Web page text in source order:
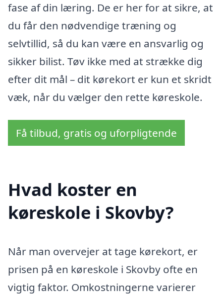
fase af din læring. De er her for at sikre, at
du får den nødvendige træning og
selvtillid, så du kan være en ansvarlig og
sikker bilist. Tøv ikke med at strække dig
efter dit mål – dit kørekort er kun et skridt
væk, når du vælger den rette køreskole.
Få tilbud, gratis og uforpligtende
Hvad koster en
køreskole i Skovby?
Når man overvejer at tage kørekort, er
prisen på en køreskole i Skovby ofte en
vigtig faktor. Omkostningerne varierer